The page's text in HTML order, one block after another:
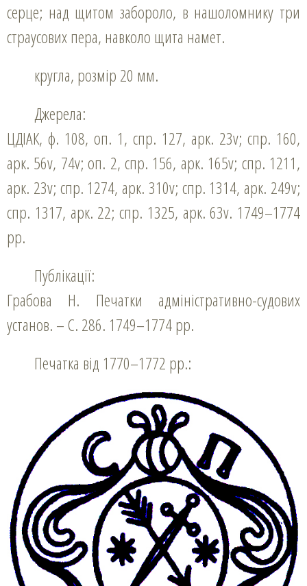
серце; над щитом забороло, в нашоломнику три
страусових пера, навколо щита намет.
кругла, розмір 20 мм.
Джерела:
ЦДІАК, ф. 108, оп. 1, спр. 127, арк. 23v; спр. 160,
арк. 56v, 74v; оп. 2, спр. 156, арк. 165v; спр. 1211,
арк. 23v; спр. 1274, арк. 310v; спр. 1314, арк. 249v;
спр. 1317, арк. 22; спр. 1325, арк. 63v. 1749–1774
рр.
Публікації:
Грабова Н. Печатки адміністративно-судових
установ. – С. 286. 1749–1774 рр.
Печатка від 1770–1772 рр.: